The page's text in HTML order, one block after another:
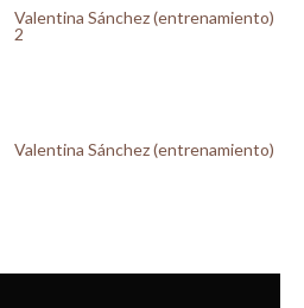
Valentina Sánchez (entrenamiento)
2
Valentina Sánchez (entrenamiento)